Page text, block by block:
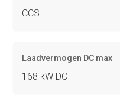
CCS
Laadvermogen DC max
168 kW DC